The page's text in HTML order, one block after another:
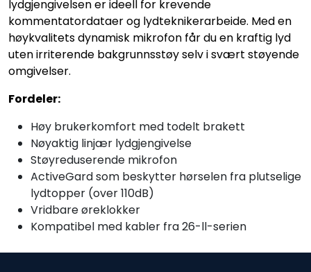
lydgjengivelsen er ideell for krevende
kommentatordataer og lydteknikerarbeide. Med en
høykvalitets dynamisk mikrofon får du en kraftig lyd
uten irriterende bakgrunnsstøy selv i svært støyende
omgivelser.
Fordeler:
Høy brukerkomfort med todelt brakett
Nøyaktig linjær lydgjengivelse
Støyreduserende mikrofon
ActiveGard som beskytter hørselen fra plutselige
lydtopper (over 110dB)
Vridbare øreklokker
Kompatibel med kabler fra 26-ll-serien